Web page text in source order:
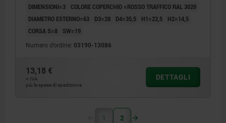
DIMENSIONI=3
COLORE COPERCHIO =ROSSO TRAFFICO RAL 3020
DIAMETRO ESTERNO=63
D3=28 D4=35,5 H1=22,5
H2=14,5
CORSA S=8
SW=19
Numero d’ordine: 03190-13086
13,18 €
+ IVA
più le spese di spedizione
DETTAGLI
1 2